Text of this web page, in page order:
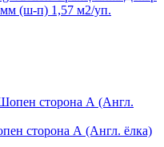
(ш-п) 1,57 м2/уп.
сторона А (Англ. ёлка)